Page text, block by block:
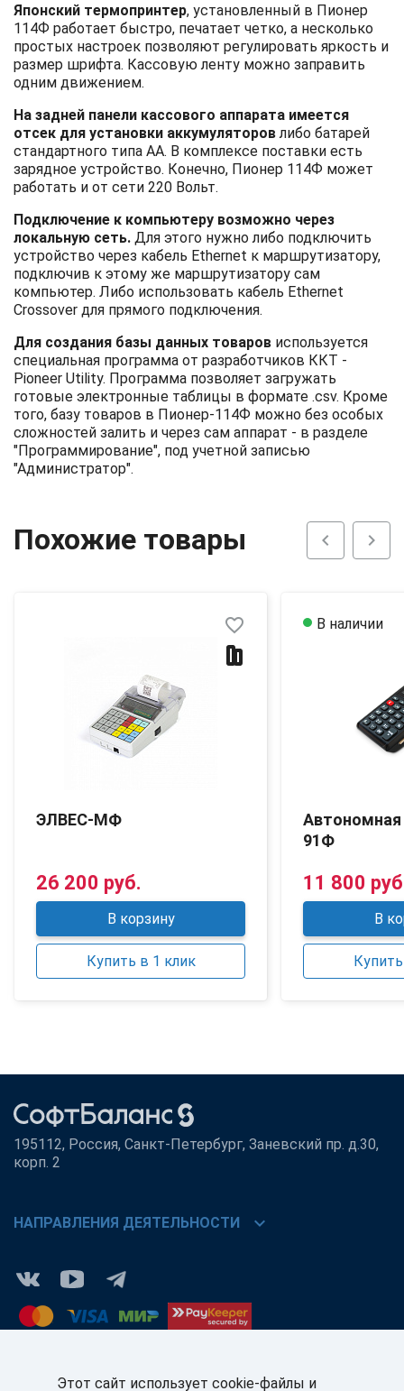
Японский термопринтер, установленный в Пионер
114Ф работает быстро, печатает четко, а несколько
простых настроек позволяют регулировать яркость и
размер шрифта. Кассовую ленту можно заправить
одним движением.
На задней панели кассового аппарата имеется
отсек для установки аккумуляторовлибо батарей
стандартного типа АА. В комплексе поставки есть
зарядное устройство. Конечно, Пионер 114Ф может
работать и от сети 220 Вольт.
Подключение к компьютеру возможно через
локальную сеть. Для этого нужно либо подключить
устройство через кабель Ethernet к маршрутизатору,
подключив к этому же маршрутизатору сам
компьютер. Либо использовать кабель Ethernet
Crossover для прямого подключения.
Для создания базы данных товаров используется
специальная программа от разработчиков ККТ -
Pioneer Utility. Программа позволяет загружать
готовые электронные таблицы в формате .csv. Кроме
того, базу товаров в Пионер-114Ф можно без особых
сложностей залить и через сам аппарат - в разделе
"Программирование", под учетной записью
"Администратор".
Похожие товары chevron_left chevron_right
ЭЛВЕС-МФ
favorite_border
26 200 руб.
В корзину
Купить в 1 клик
91Ф
11 800
В наличии
В
195112, Россия, Санкт-Петербург, Заневский пр. д.30,
корп. 2
НАПРАВЛЕНИЯ ДЕЯТЕЛЬНОСТИ chevron_right
Этот сайт использует cookie-файлы и